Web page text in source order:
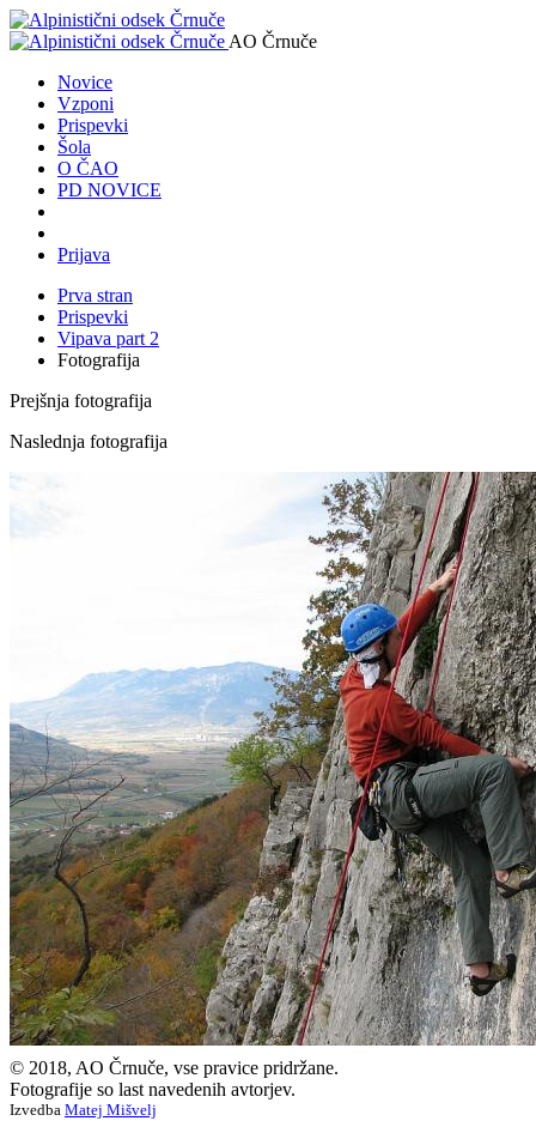
AO Črnuče
Novice
Vzponi
Prispevki
Šola
O ČAO
PD NOVICE
Prijava
Prva stran
Prispevki
Vipava part 2
Fotografija
Prejšnja fotografija
Naslednja fotografija
© 2018, AO Črnuče, vse pravice pridržane.
Fotografije so last navedenih avtorjev.
Izvedba Matej Mišvelj